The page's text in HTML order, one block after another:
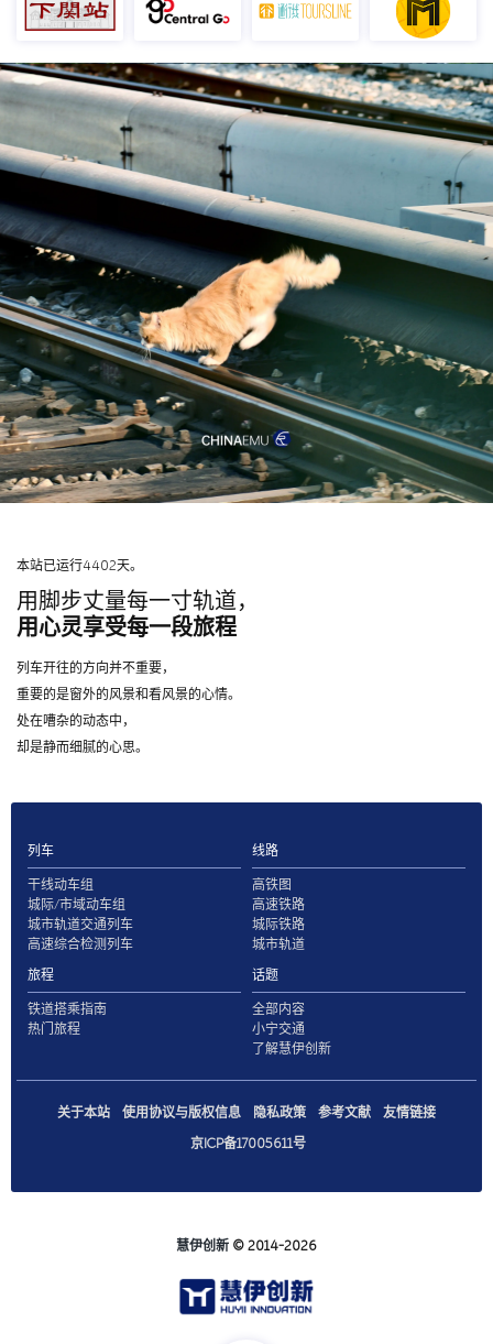
本站已运行4402天。
用脚步丈量每一寸轨道，
用心灵享受每一段旅程
列车开往的方向并不重要，
重要的是窗外的风景和看风景的心情。
处在嘈杂的动态中，
却是静而细腻的心思。
列车
干线动车组
城际/市域动车组
城市轨道交通列车
高速综合检测列车
线路
高铁图
高速铁路
城际铁路
城市轨道
旅程
铁道搭乘指南
热门旅程
话题
全部内容
小宁交通
了解慧伊创新
关于本站 使用协议与版权信息 隐私政策 参考文献
友情链接
京ICP备17005611号
慧伊创新 © 2014-2026